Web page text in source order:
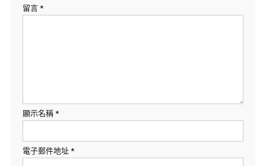
留言 *
顯示名稱 *
電子郵件地址 *